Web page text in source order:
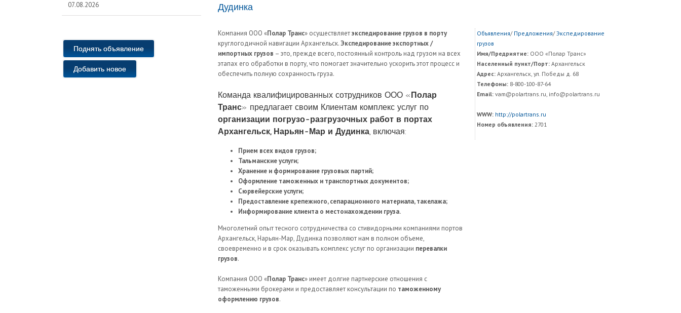
Дудинка
Компания ООО «Полар Транс» осуществляетэкспедирование грузов в порту
круглогодичной навигации Архангельск.Экспедирование экспортных /
импортных грузов – это, прежде всего, постоянный контроль над грузом на всех
этапах его обработки в порту, что помогает значительно ускорить этот процесс и
обеспечить полную сохранность груза.
Команда квалифицированных сотрудников ООО «Полар
Транс» предлагает своим Клиентам комплекс услуг по
организации погрузо-разгрузочных работ в портах
Архангельск, Нарьян-Мар и Дудинка, включая:
Прием всех видов грузов;
Тальманские услуги;
Хранение и формирование грузовых партий;
Оформление таможенных и транспортных документов;
Сюрвейерские услуги;
Предоставление крепежного, сепарационного материала, такелажа;
Информирование клиента о местонахождении груза.
Многолетний опыт тесного сотрудничества со стивидорными компаниями портов
Архангельск, Нарьян-Мар, Дудинка позволяют нам в полном объеме,
своевременно и в срок оказывать комплекс услуг по организации перевалки
грузов.
Компания ООО «Полар Транс» имеет долгие партнерские отношения с
таможенными брокерами и предоставляет консультации по таможенному
оформлению грузов.
Объявления/ Предложения/Экспедирование
грузов
Имя/Предриятие: ООО «Полар Транс»
Населенный пункт/Порт: Архангельск
Адрес: Архангельск, ул. Победы д. 68
Телефоны: 8-800-100-87-64
Email: vam@polartrans.ru, info@polartrans.ru
WWW: http://polartrans.ru
Номер объявления: 2701
07.08.2026
Поднять объявление
Добавить новое